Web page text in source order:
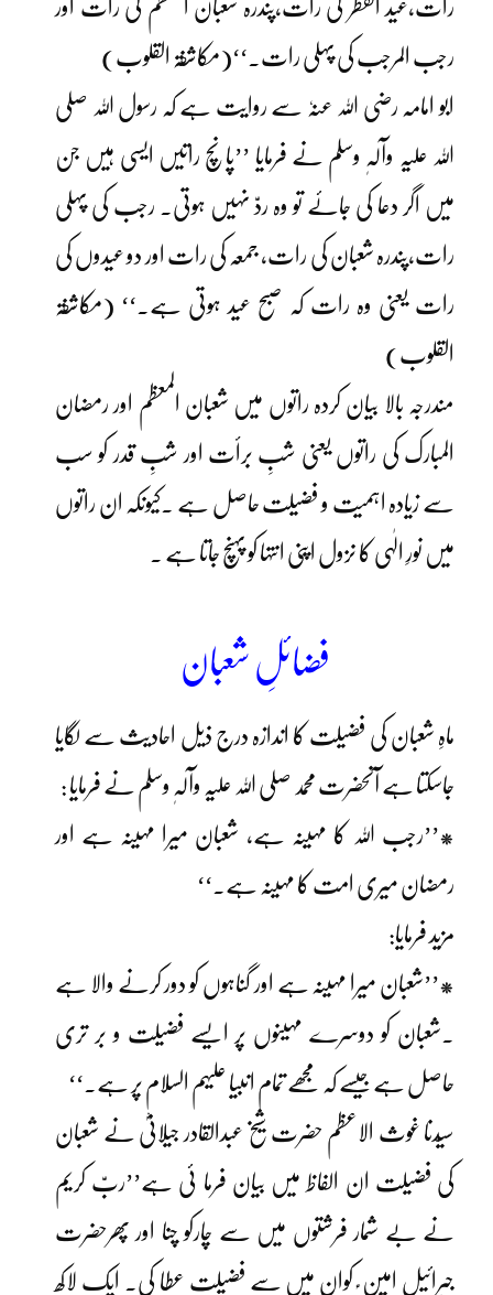
رات،عید الفطر کی رات،پندرہ شعبان المعظم کی رات اور
رجب المرجب کی پہلی رات۔‘‘(مکاشفۃ القلوب)
ابو امامہ رضی اللہ عنہٗ سے روایت ہے کہ رسول اللہ صلی
اللہ علیہ وآلہٖ وسلم نے فرمایا ’’پانچ راتیں ایسی ہیں جن
میں اگر دعا کی جائے تو وہ ردّ نہیں ہوتی۔ رجب کی پہلی
رات،پندرہ شعبان کی رات، جمعہ کی رات اور دو عیدوں کی
رات یعنی وہ رات کہ صبح عید ہوتی ہے۔‘‘ (مکاشفۃ
القلوب)
مندرجہ بالا بیان کردہ راتوں میں شعبان المعظم اور رمضان
المبارک کی راتوں یعنی شبِ برأت اور شبِ قدر کو سب
سے زیادہ اہمیت و فضیلت حاصل ہے ۔کیونکہ ان راتوں
میں نورِ الٰہی کا نزول اپنی انتہا کو پہنچ جاتا ہے ۔
فضائلِ شعبان
ماہِ شعبان کی فضیلت کا اندازہ درج ذیل احادیث سے لگایا
جاسکتا ہے آنحضرت محمد صلی اللہ علیہ وآلہٖ وسلم نے فرمایا :
*’’رجب اللہ کا مہینہ ہے، شعبان میرا مہینہ ہے اور
رمضان میری امت کا مہینہ ہے۔‘‘
مزید فرمایا:
*’’شعبان میرا مہینہ ہے اور گناہوں کو دور کرنے والا ہے
۔شعبان کو دوسرے مہینوں پر ایسے فضیلت و بر تری
حاصل ہے جیسے کہ مجھے تمام انبیا علیہم السلام پر ہے۔‘‘
سیّدنا غوث الاعظم حضرت شیخ عبدالقادر جیلانیؓ نے شعبان
کی فضیلت ان الفاظ میں بیان فرما ئی ہے’’ربّ کریم
نے بے شمار فرشتوں میں سے چارکو چنا اور پھرحضرت
جبرائیل امین ؑ کوان میں سے فضیلت عطا کی۔ ایک لاکھ